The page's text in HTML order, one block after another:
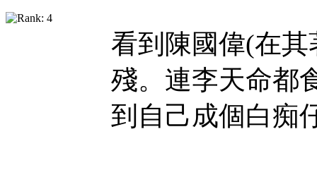
看到陳國偉(在
殘。連李天命都
到自己成個白痴